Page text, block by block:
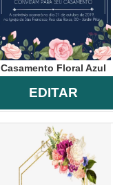
Casamento Floral Azul
EDITAR